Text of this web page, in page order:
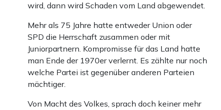
wird, dann wird Schaden vom Land abgewendet.
Mehr als 75 Jahre hatte entweder Union oder
SPD die Herrschaft zusammen oder mit
Juniorpartnern. Kompromisse für das Land hatte
man Ende der 1970er verlernt. Es zählte nur noch
welche Partei ist gegenüber anderen Parteien
mächtiger.
Von Macht des Volkes, sprach doch keiner mehr